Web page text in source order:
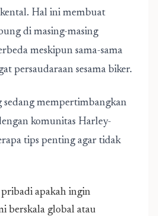
Hal ini membuat
di masing-masing
meskipun sama-sama
persaudaraan sesama biker.
sedang mempertimbangkan
komunitas Harley-
tips penting agar tidak
apakah ingin
berskala global atau